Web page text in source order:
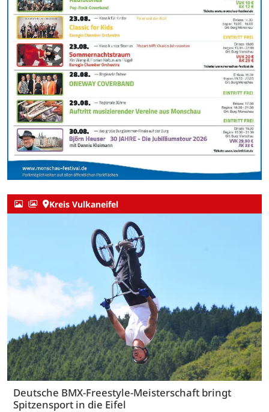
Kreis Vulkaneifel
Deutsche BMX-Freestyle-Meisterschaft bringt
Spitzensport in die Eifel